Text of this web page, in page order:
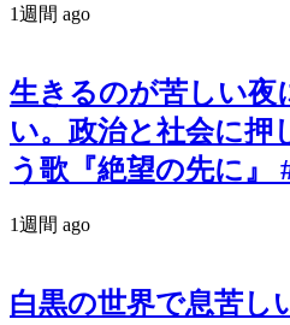
1週間 ago
生きるのが苦しい夜
い。政治と社会に押
う歌『絶望の先に』
1週間 ago
白黒の世界で息苦し